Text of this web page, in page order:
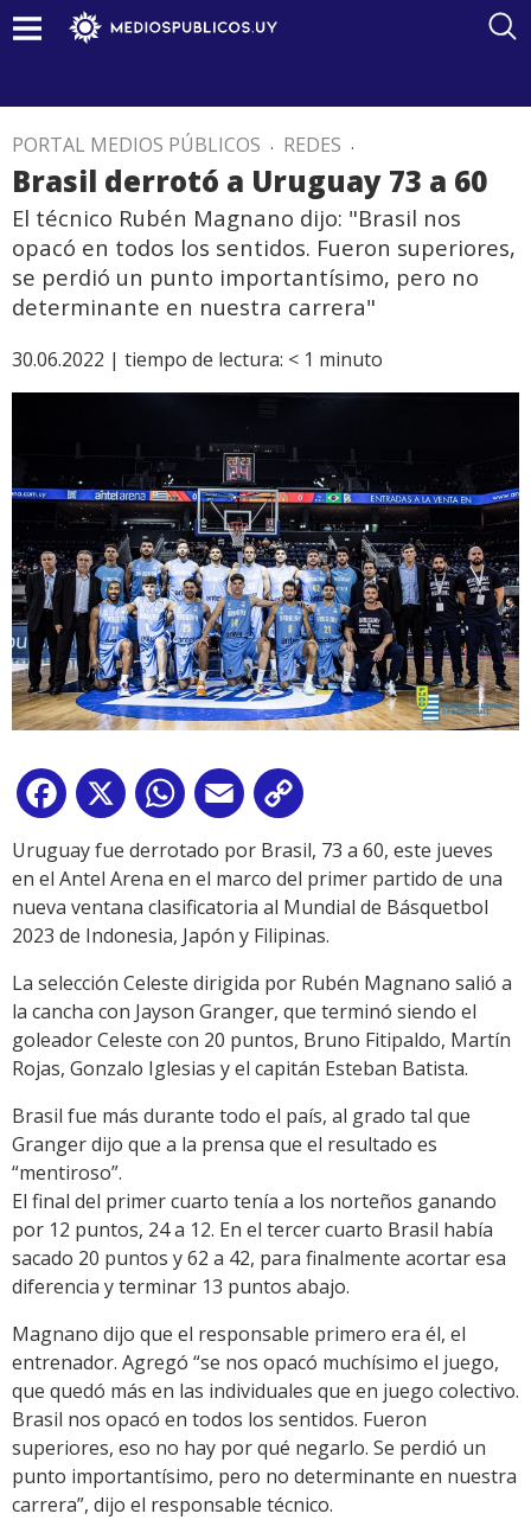
PORTAL MEDIOS PÚBLICOS . REDES .
Brasil derrotó a Uruguay 73 a 60
El técnico Rubén Magnano dijo: "Brasil nos
opacó en todos los sentidos. Fueron superiores,
se perdió un punto importantísimo, pero no
determinante en nuestra carrera"
30.06.2022 | tiempo de lectura: < 1 minuto
Facebook
X WhatsApp
Email
Link
Uruguay fue derrotado por Brasil, 73 a 60, este jueves
en el Antel Arena en el marco del primer partido de una
nueva ventana clasificatoria al Mundial de Básquetbol
2023 de Indonesia, Japón y Filipinas.
La selección Celeste dirigida por Rubén Magnano salió a
la cancha con Jayson Granger, que terminó siendo el
goleador Celeste con 20 puntos, Bruno Fitipaldo, Martín
Rojas, Gonzalo Iglesias y el capitán Esteban Batista.
Brasil fue más durante todo el país, al grado tal que
Granger dijo que a la prensa que el resultado es
“mentiroso”.
El final del primer cuarto tenía a los norteños ganando
por 12 puntos, 24 a 12. En el tercer cuarto Brasil había
sacado 20 puntos y 62 a 42, para finalmente acortar esa
diferencia y terminar 13 puntos abajo.
Magnano dijo que el responsable primero era él, el
entrenador. Agregó “se nos opacó muchísimo el juego,
que quedó más en las individuales que en juego colectivo.
Brasil nos opacó en todos los sentidos. Fueron
superiores, eso no hay por qué negarlo. Se perdió un
punto importantísimo, pero no determinante en nuestra
carrera”, dijo el responsable técnico.